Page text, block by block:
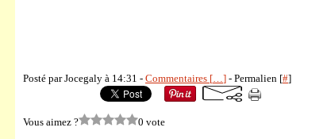
Posté par Jocegaly à 14:31 - Commentaires […] - Permalien [#]
Vous aimez ? 0 vote